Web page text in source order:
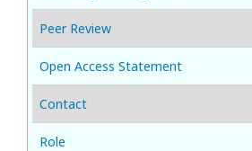
Peer Review
Open Access Statement
Contact
Role